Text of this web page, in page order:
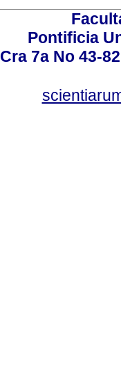
Pontificia
Cra 7a No 43-